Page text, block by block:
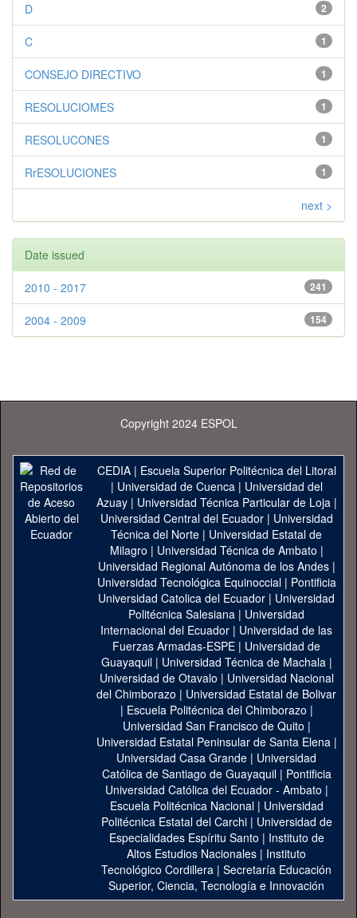
2
D
1
C
1
CONSEJO DIRECTIVO
1
RESOLUCIOMES
1
RESOLUCONES
1
RrESOLUCIONES
next >
Date issued
241
2010 - 2017
154
2004 - 2009
Copyright 2024 ESPOL
CEDIA| Escuela Superior Politécnica del Litoral
| Universidad de Cuenca| Universidad del
Azuay| Universidad Técnica Particular de Loja|
Universidad Central del Ecuador| Universidad
Técnica del Norte | Universidad Estatal de
Milagro | Universidad Técnica de Ambato |
Universidad Regional Autónoma de los Andes|
Universidad Tecnológica Equinoccial| Pontificia
Universidad Catolica del Ecuador | Universidad
Politécnica Salesiana | Universidad
Internacional del Ecuador | Universidad de las
Fuerzas Armadas-ESPE | Universidad de
Guayaquil| Universidad Técnica de Machala|
Universidad de Otavalo | Universidad Nacional
del Chimborazo | Universidad Estatal de Bolivar
| Escuela Politécnica del Chimborazo |
Universidad San Francisco de Quito |
Universidad Estatal Peninsular de Santa Elena|
Universidad Casa Grande | Universidad
Católica de Santiago de Guayaquil| Pontificia
Universidad Católica del Ecuador - Ambato |
Escuela Politécnica Nacional| Universidad
Politécnica Estatal del Carchi| Universidad de
Especialidades Espíritu Santo | Instituto de
Altos Estudios Nacionales | Instituto
Tecnológico Cordillera | Secretaría Educación
Superior, Ciencia, Tecnología e Innovación